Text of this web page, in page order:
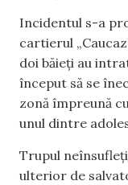
Incidentul s-a
cartierul
doi băieți au
început să se
zonă împreună
unul dintre
Trupul
ulterior de